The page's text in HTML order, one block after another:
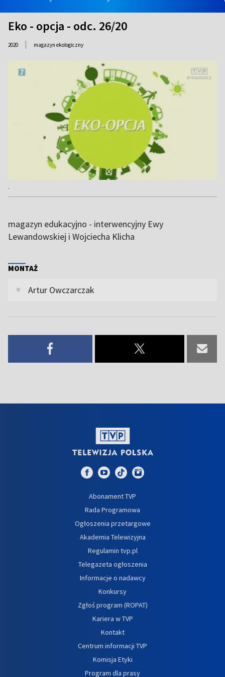
Eko - opcja - odc. 26/20
2020 | magazyn ekologiczny
.
magazyn edukacyjno - interwencyjny Ewy
Lewandowskiej i Wojciecha Klicha
MONTAŻ
Artur Owczarczak
Abonament TVP
Rada Programowa
Ogłoszenia przetargowe
Akademia Telewizyjna
Regulamin tvp.pl
Telegazeta ogłoszenia
Informacje o nadawcy
Konkursy
Zgłoś program (ROPAT)
Kariera w TVP
Kontakt
Centrum informacji TVP
Komisja Etyki
Program dla prasy